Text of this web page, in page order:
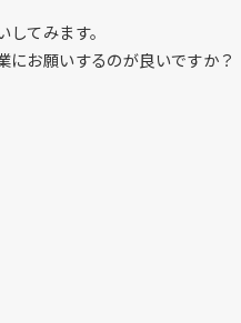
てみます。
にお願いするのが良いですか？